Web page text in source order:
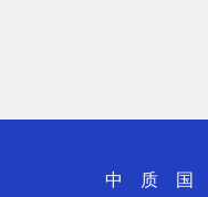
中质